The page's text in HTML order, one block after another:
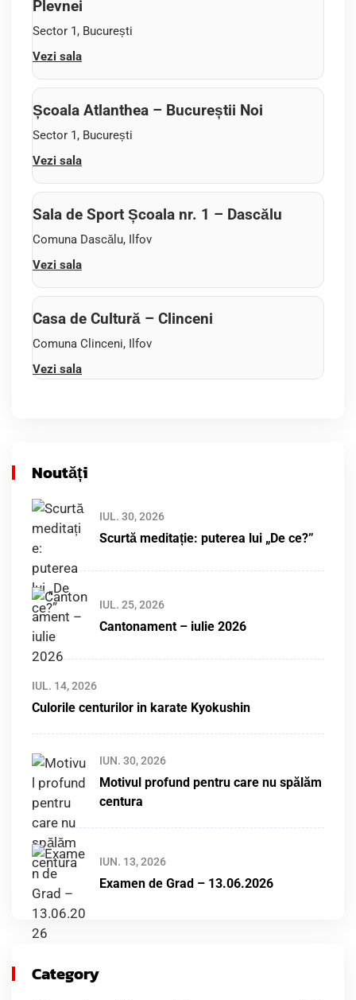
Plevnei
Sector 1, București
Vezi sala
Școala Atlanthea – Bucureștii Noi
Sector 1, București
Vezi sala
Sala de Sport Școala nr. 1 – Dascălu
Comuna Dascălu, Ilfov
Vezi sala
Casa de Cultură – Clinceni
Comuna Clinceni, Ilfov
Vezi sala
Noutăți
IUL. 30, 2026
Scurtă meditație: puterea lui „De ce?”
IUL. 25, 2026
Cantonament – iulie 2026
IUL. 14, 2026
Culorile centurilor in karate Kyokushin
IUN. 30, 2026
Motivul profund pentru care nu spălăm
centura
IUN. 13, 2026
Examen de Grad – 13.06.2026
Category